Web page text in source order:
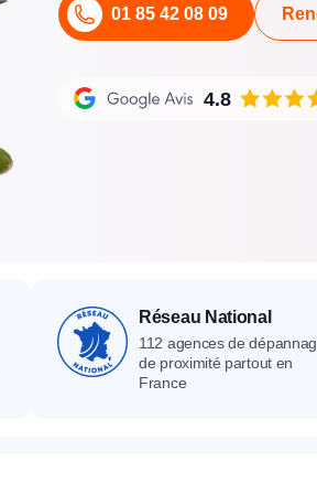
Devis gratuit Contact
Devis gratuit Contact
01 85 42 08 09
4.8
Réseau National
112 agences de
de proximité partout en
France